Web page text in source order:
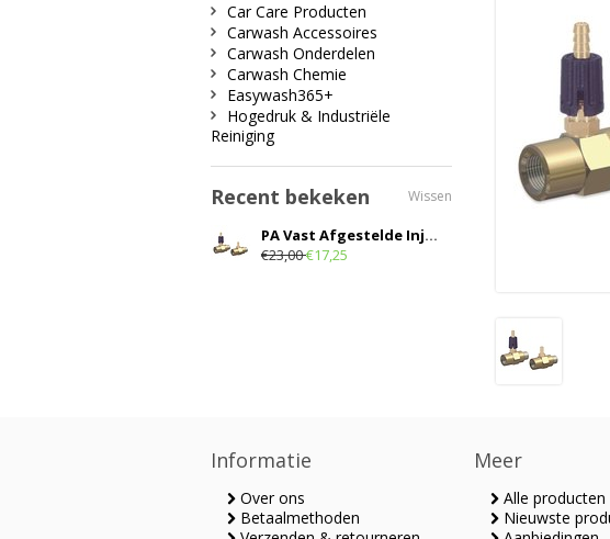
Car Care Producten
Carwash Accessoires
Carwash Onderdelen
Carwash Chemie
Easywash365+
Hogedruk & Industriële
Reiniging
Recent bekeken Wissen
PA Vast Afgestelde Injector
€23,00€17,25
Informatie
Over ons
Betaalmethoden
Meer
Alle producten
Nieuwste